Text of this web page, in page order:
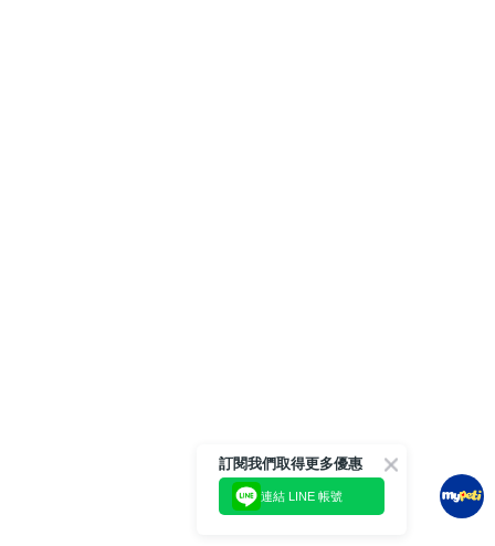
訂閱我們取得更多優惠
連結 LINE 帳號